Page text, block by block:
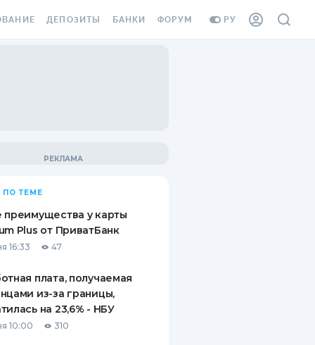
РУ
ВИНЬЕТКА
СОТРУДНИКОВ
ОТ
СЛУЧАЕВ
ДЕПОЗИТЫ
ВОПРОСЫ И ОТВЕТЫ
ПУТЕВОДИТЕЛИ ПО
БАНКИ ФОРУМ
ПО ТЕМЕ
преимущества у карты
Plus от ПриватБанк
16:33 47
плата, получаемая
из-за границы,
на 23,6% - НБУ
10:00 310